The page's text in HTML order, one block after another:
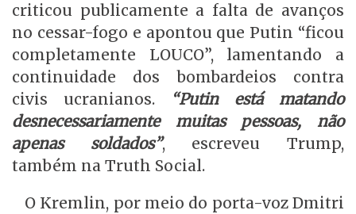
criticou publicamente a falta de avanços
no cessar-fogo e apontou que Putin “ficou
completamente LOUCO”, lamentando a
continuidade dos bombardeios contra
civis ucranianos.
“Putin está matando
desnecessariamente muitas pessoas, não
apenas soldados”, escreveu Trump,
também na Truth Social.
O Kremlin, por meio do porta-voz Dmitri